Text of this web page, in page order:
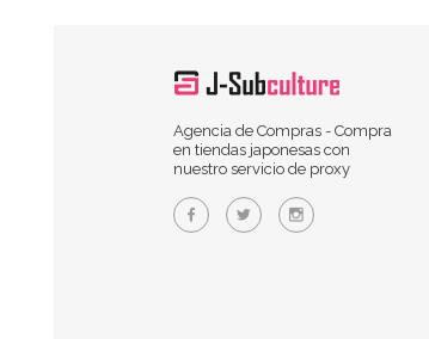
Agencia de Compras - Compra
en tiendas japonesas con
nuestro servicio de proxy